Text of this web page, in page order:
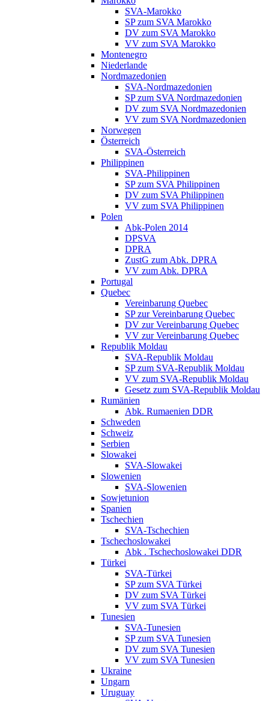
SVA-Marokko
SP zum SVA Marokko
DV zum SVA Marokko
VV zum SVA Marokko
Montenegro
Niederlande
Nordmazedonien
SVA-Nordmazedonien
SP zum SVA Nordmazedonien
DV zum SVA Nordmazedonien
VV zum SVA Nordmazedonien
Norwegen
Österreich
SVA-Österreich
Philippinen
SVA-Philippinen
SP zum SVA Philippinen
DV zum SVA Philippinen
VV zum SVA Philippinen
Polen
Abk-Polen 2014
DPSVA
DPRA
ZustG zum Abk. DPRA
VV zum Abk. DPRA
Portugal
Quebec
Vereinbarung Quebec
SP zur Vereinbarung Quebec
DV zur Vereinbarung Quebec
VV zur Vereinbarung Quebec
Republik Moldau
SVA-Republik Moldau
SP zum SVA-Republik Moldau
VV zum SVA-Republik Moldau
Gesetz zum SVA-Republik Moldau
Rumänien
Abk. Rumaenien DDR
Schweden
Schweiz
Serbien
Slowakei
SVA-Slowakei
Slowenien
SVA-Slowenien
Sowjetunion
Spanien
Tschechien
SVA-Tschechien
Tschechoslowakei
Abk . Tschechoslowakei DDR
Türkei
SVA-Türkei
SP zum SVA Türkei
DV zum SVA Türkei
VV zum SVA Türkei
Tunesien
SVA-Tunesien
SP zum SVA Tunesien
DV zum SVA Tunesien
VV zum SVA Tunesien
Ukraine
Ungarn
Uruguay